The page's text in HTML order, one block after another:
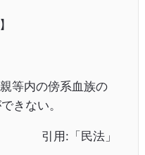
等内の傍系血族の
きない。
引用:「民法」